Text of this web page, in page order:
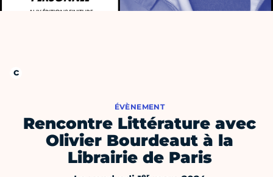
ÉVÈNEMENT
Rencontre Littérature avec
Olivier Bourdeaut à la
Librairie de Paris